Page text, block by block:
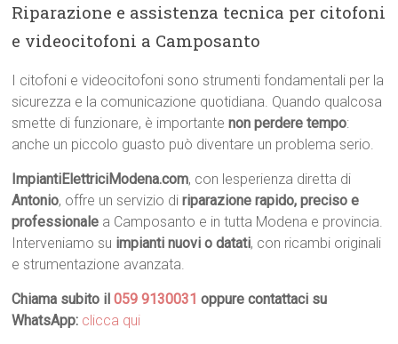
Riparazione e assistenza tecnica per citofoni
e videocitofoni a Camposanto
I citofoni e videocitofoni sono strumenti fondamentali per la
sicurezza e la comunicazione quotidiana. Quando qualcosa
smette di funzionare, è importantenon perdere tempo:
anche un piccolo guasto può diventare un problema serio.
ImpiantiElettriciModena.com, con lesperienza diretta di
Antonio, offre un servizio diriparazione rapido, preciso e
professionale a Camposanto e in tutta Modena e provincia.
Interveniamo su impianti nuovi o datati, con ricambi originali
e strumentazione avanzata.
Chiama subito il059 9130031 oppure contattaci su
WhatsApp: clicca qui